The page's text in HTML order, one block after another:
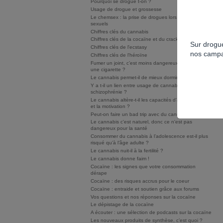
Pourquoi se drogue t-on ?
Usage de drogue et grossesse
Le chemsex : la prise de drogues lors de rapports
sexuels
Chiffres clés du cannabis
Chiffres clés de la cocaïne et du crack/free base
Chiffres clés de l'ecstasy
Chiffres clés de l'héroïne
Fumer un joint, c’est moins dangereux que fumer
une cigarette ?
Le cannabis permet-il de mieux dormir ?
Y a t-il un lien entre usage de cannabis et
schizophrénie ?
Le cannabis altère-t-il les capacités d'apprentissage
et la motivation ?
Peut-on faire un bad trip avec du cannabis ?
Le cannabis c'est naturel, donc ce n'est pas
dangereux pour la santé
Consommer du cannabis à l’adolescence est-il plus
risqué qu’à l’âge adulte ?
Le cannabis nuit-il à la fertilité ?
Le cannabis donne faim !
Cocaïne : les signes que votre consommation
dérape
Cocaïne : des risques accrus pour le coeur
Cocaïne : entraide et soutien grâce aux forums
Vos questions et nos réponses sur la cocaïne
Le dépistage de la cocaïne
A écouter : une sélection de podcasts sur la cocaïne
Les nouveaux produits de synthèse, c’est quoi ?
Sur
nos